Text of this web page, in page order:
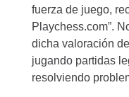
fuerza de juego,
Playchess.com”.
dicha valoración
jugando partidas
resolviendo